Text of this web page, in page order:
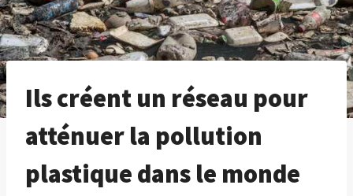
Ils créent un réseau pour
atténuer la pollution
plastique dans le monde